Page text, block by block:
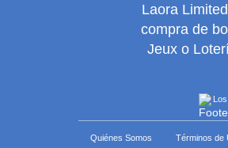
Laora
compra de
Jeux o
Quiénes Somos Términos de